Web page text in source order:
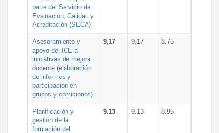
parte del Servicio de
Evaluación, Calidad y
Acreditación (SECA)
Asesoramiento y
apoyo del ICE a
iniciativas de mejora
docente (elaboración
de informes y
participación en
grupos y comisiones)
9,17 9,17 8,75
Planificación y
gestión de la
formación del
9,13 9,13 8,95